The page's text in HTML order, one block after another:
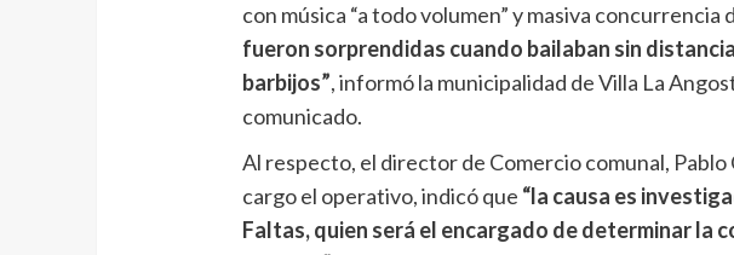
con música “a todo volumen” y masiva concurrencia
fueron sorprendidas cuando bailaban sin
barbijos”, informó la municipalidad de Villa La
comunicado.
Al respecto, el director de Comercio comunal, Pablo
cargo el operativo, indicó que “la causa es
Faltas, quien será el encargado de determinar la